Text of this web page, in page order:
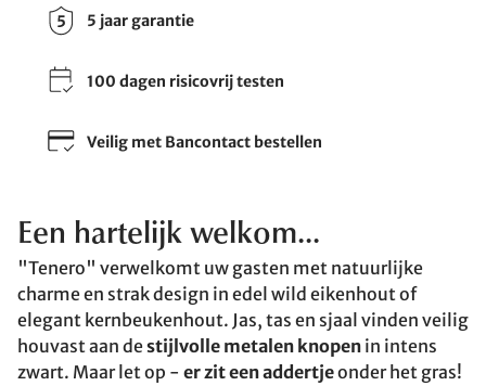
5 jaar garantie
100 dagen risicovrij testen
Veilig met Bancontact bestellen
Een hartelijk welkom...
"Tenero" verwelkomt uw gasten met natuurlijke
charme en strak design in edel wild eikenhout of
elegant kernbeukenhout. Jas, tas en sjaal vinden veilig
houvast aan destijlvolle metalen knopen in intens
zwart. Maar let op - er zit een addertjeonder het gras!